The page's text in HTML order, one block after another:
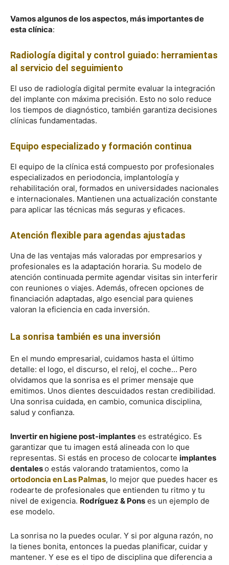
Vamos algunos de los aspectos, más importantes de
esta clínica:
Radiología digital y control guiado: herramientas
al servicio del seguimiento
El uso de radiología digital permite evaluar la integración
del implante con máxima precisión. Esto no solo reduce
los tiempos de diagnóstico, también garantiza decisiones
clínicas fundamentadas.
Equipo especializado y formación continua
El equipo de la clínica está compuesto por profesionales
especializados en periodoncia, implantología y
rehabilitación oral, formados en universidades nacionales
e internacionales. Mantienen una actualización constante
para aplicar las técnicas más seguras y eficaces.
Atención flexible para agendas ajustadas
Una de las ventajas más valoradas por empresarios y
profesionales es la adaptación horaria. Su modelo de
atención continuada permite agendar visitas sin interferir
con reuniones o viajes. Además, ofrecen opciones de
financiación adaptadas, algo esencial para quienes
valoran la eficiencia en cada inversión.
La sonrisa también es una inversión
En el mundo empresarial, cuidamos hasta el último
detalle: el logo, el discurso, el reloj, el coche… Pero
olvidamos que la sonrisa es el primer mensaje que
emitimos. Unos dientes descuidados restan credibilidad.
Una sonrisa cuidada, en cambio, comunica disciplina,
salud y confianza.
Invertir en higiene post-implantes es estratégico. Es
garantizar que tu imagen está alineada con lo que
representas. Si estás en proceso de colocarte implantes
dentaleso estás valorando tratamientos, como la
ortodoncia en Las Palmas, lo mejor que puedes hacer es
rodearte de profesionales que entienden tu ritmo y tu
nivel de exigencia. Rodríguez & Pons es un ejemplo de
ese modelo.
La sonrisa no la puedes ocular. Y si por alguna razón, no
la tienes bonita, entonces la puedas planificar, cuidar y
mantener. Y ese es el tipo de disciplina que diferencia a